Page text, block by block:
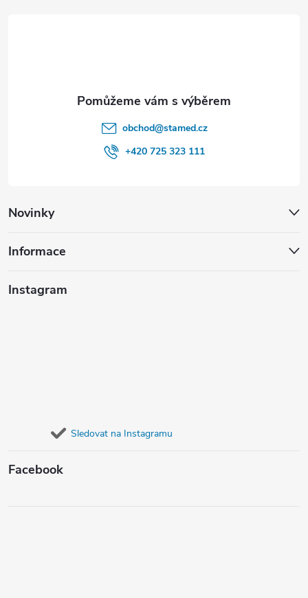
Novinky
Informace
Instagram
Sledovat na Instagramu
Facebook
obchod@stamed.cz
+420 725 323 111